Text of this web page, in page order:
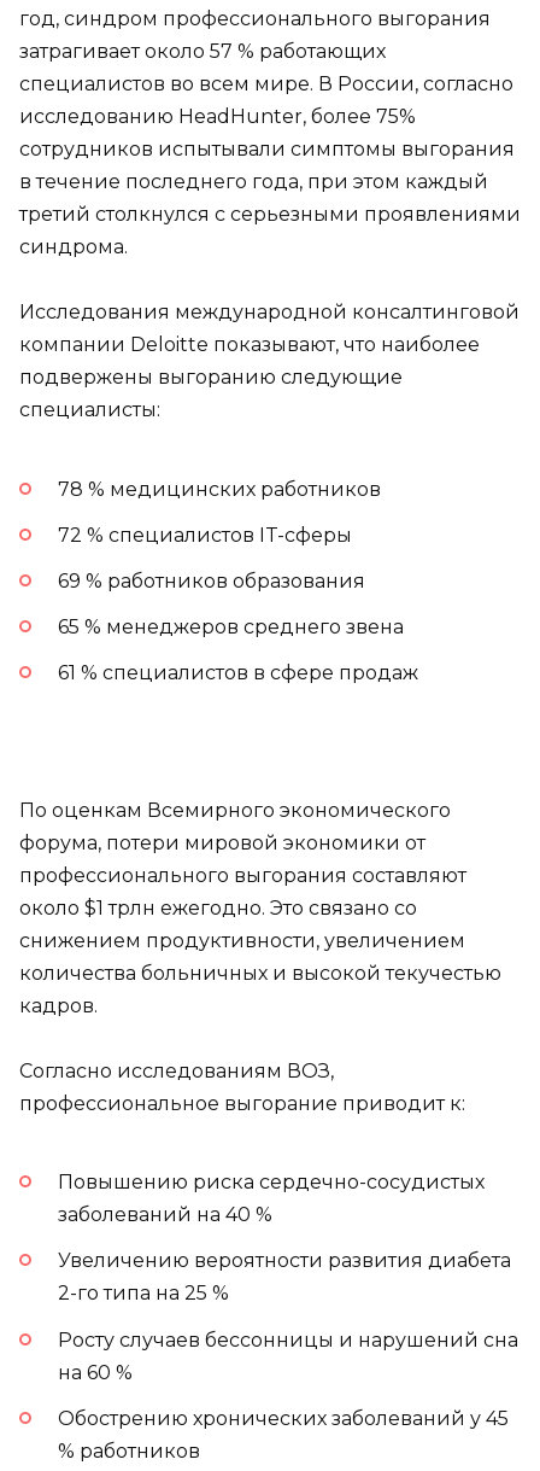
год, синдром профессионального выгорания
затрагивает около 57 % работающих
специалистов во всем мире. В России, согласно
исследованию HeadHunter, более 75%
сотрудников испытывали симптомы выгорания
в течение последнего года, при этом каждый
третий столкнулся с серьезными проявлениями
синдрома.
Исследования международной консалтинговой
компании Deloitte показывают, что наиболее
подвержены выгоранию следующие
специалисты:
78 % медицинских работников
72 % специалистов IT-сферы
69 % работников образования
65 % менеджеров среднего звена
61 % специалистов в сфере продаж
По оценкам Всемирного экономического
форума, потери мировой экономики от
профессионального выгорания составляют
около $1 трлн ежегодно. Это связано со
снижением продуктивности, увеличением
количества больничных и высокой текучестью
кадров.
Согласно исследованиям ВОЗ,
профессиональное выгорание приводит к:
Повышению риска сердечно-сосудистых
заболеваний на 40 %
Увеличению вероятности развития диабета
2-го типа на 25 %
Росту случаев бессонницы и нарушений сна
на 60 %
Обострению хронических заболеваний у 45
% работников